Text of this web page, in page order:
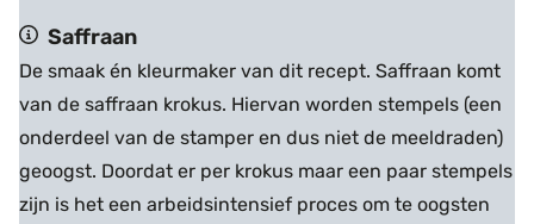
Saffraan
De smaak én kleurmaker van dit recept. Saffraan komt
van de saffraan krokus. Hiervan worden stempels (een
onderdeel van de stamper en dus niet de meeldraden)
geoogst. Doordat er per krokus maar een paar stempels
zijn is het een arbeidsintensief proces om te oogsten